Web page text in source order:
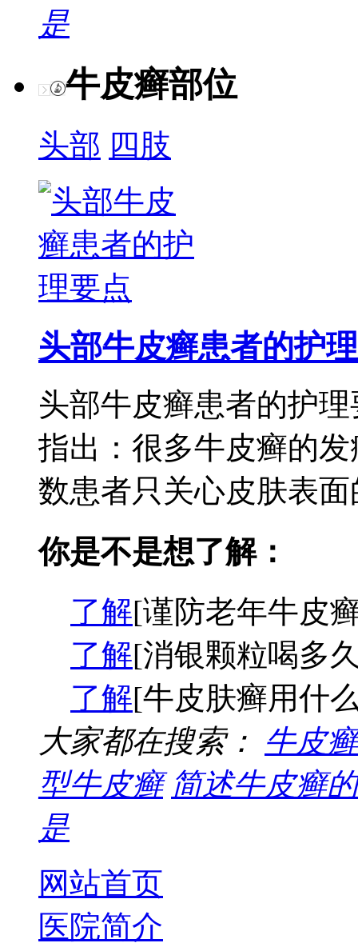
是
牛皮癣部位
头部 四肢
头部牛皮癣患者的护理
头部牛皮癣患者的护
指出：很多牛皮癣的
数患者只关心皮肤表
你是不是想了解：
了解[谨防老年牛皮
了解[消银颗粒喝多
了解[牛皮肤癣用什
大家都在搜索： 牛皮
型牛皮癣 简述牛皮癣
是
网站首页
医院简介